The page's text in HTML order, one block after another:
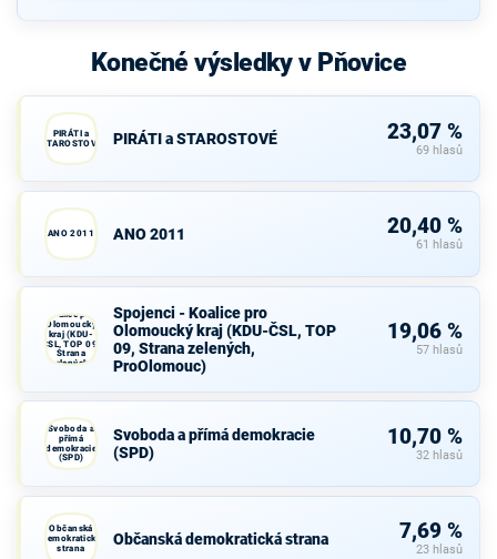
Konečné výsledky v Pňovice
PIRÁTI a
STAROSTOVÉ
PIRÁTI a STAROSTOVÉ 23,07 %
69 hlasů
ANO 2011 ANO 2011 20,40 %
61 hlasů
Koalice pro
Olomoucký
kraj (KDU-
ČSL, TOP 09,
Strana
zelených,
Spojenci - Koalice pro
Olomoucký kraj (KDU-ČSL, TOP
09, Strana zelených,
ProOlomouc)
19,06 %
57 hlasů
Svoboda a
přímá
demokracie
(SPD)
Svoboda a přímá demokracie
(SPD)
10,70 %
32 hlasů
Občanská
demokratická
strana
Občanská demokratická strana 7,69 %
23 hlasů